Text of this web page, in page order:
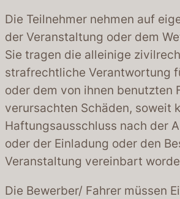
Die Teilnehmer nehmen auf
der Veranstaltung oder dem
Sie tragen die alleinige
strafrechtliche Verantwortung
oder dem von ihnen benutzten
verursachten Schäden, soweit
Haftungsausschluss nach der
oder der Einladung oder den
Veranstaltung vereinbart
Die Bewerber/ Fahrer müssen